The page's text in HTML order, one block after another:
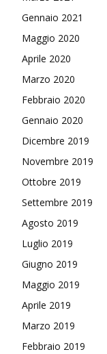
Gennaio 2021
Maggio 2020
Aprile 2020
Marzo 2020
Febbraio 2020
Gennaio 2020
Dicembre 2019
Novembre 2019
Ottobre 2019
Settembre 2019
Agosto 2019
Luglio 2019
Giugno 2019
Maggio 2019
Aprile 2019
Marzo 2019
Febbraio 2019